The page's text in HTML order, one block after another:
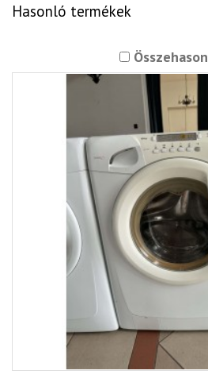
Hasonló termékek